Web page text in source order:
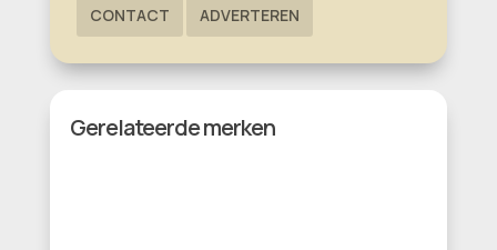
CONTACT ADVERTEREN
Gerelateerde merken